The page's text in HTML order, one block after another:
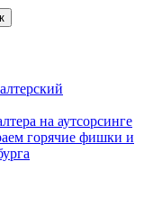
на аутсорсинге
горячие фишки и